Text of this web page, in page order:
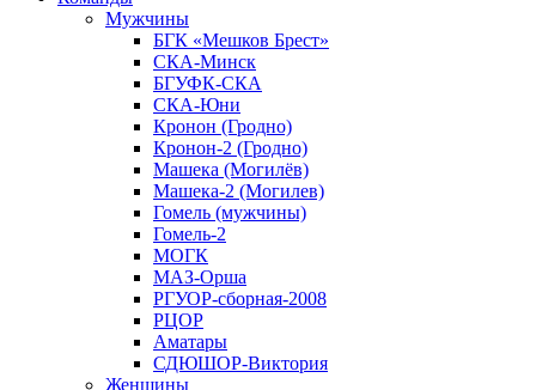
Мужчины
БГК «Мешков Брест»
СКА-Минск
БГУФК-СКА
СКА-Юни
Кронон (Гродно)
Кронон-2 (Гродно)
Машека (Могилёв)
Машека-2 (Могилев)
Гомель (мужчины)
Гомель-2
МОГК
МАЗ-Орша
РГУОР-сборная-2008
РЦОР
Аматары
СДЮШОР-Виктория
Женщины